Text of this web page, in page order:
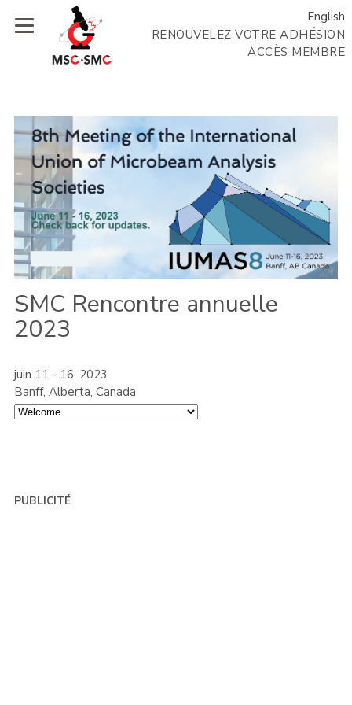
English
RENOUVELEZ VOTRE ADHÉSION
ACCÈS MEMBRE
SMC Rencontre annuelle
2023
juin 11 - 16, 2023
Banff, Alberta, Canada
PUBLICITÉ